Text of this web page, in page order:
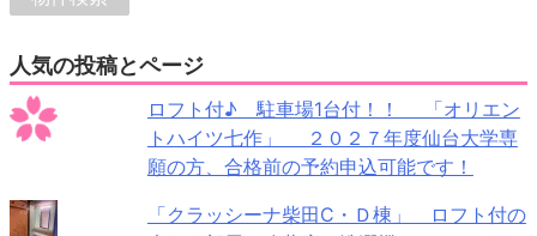
人気の投稿とページ
ロフト付♪ 駐車場1台付！！ 「オリエン
トハイツ七作」 ２０２７年度仙台大学専
願の方、合格前の予約申込可能です！
「クラッシーナ柴田C・Ｄ棟」 ロフト付の